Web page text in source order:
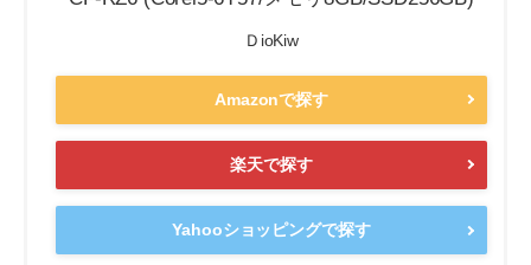
ＤioKiw
Amazonで探す
楽天で探す
Yahooショッピングで探す